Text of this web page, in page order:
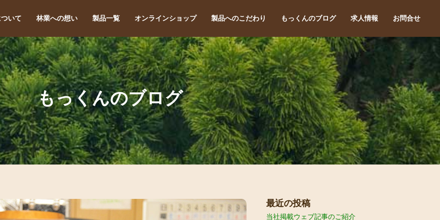
いて 林業への想い 製品一覧 オンラインショップ 製品へのこだわり もっくんのブログ 求人情報 お問合せ
もっくんのブログ
最近の投稿
当社掲載ウェブ記事のご紹介